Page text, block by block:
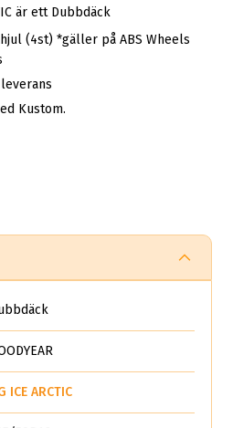
är ett Dubbdäck
(4st) *gäller på ABS Wheels
Kustom.
ICE ARCTIC